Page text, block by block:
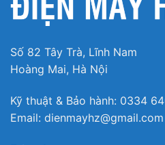
– Tiện ích khóa trẻ em,
trẻ thao tác trên bảng điều
không mong muốn.
– Tính năng hẹn giờ giặt
dễ dàng cài đặt thời gian
Số 82 Tây Trà, Lĩnh Nam
Hoàng Mai, Hà Nội
Kỹ thuật & Bảo hành: 0334
Email: dienmayhz@gmail.com